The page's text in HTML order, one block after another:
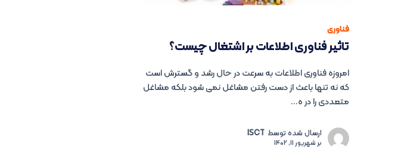
فناوری
تاثیر فناوری اطلاعات بر اشتغال چیست؟
امروزه فناوری اطلاعات به سرعت در حال رشد و گسترش است
که نه تنها باعث از دست رفتن مشاغل نمی شود بلکه مشاغل
متعددی را در ه...
ارسال شده توسط ISCT
برشهریور 11, 1402